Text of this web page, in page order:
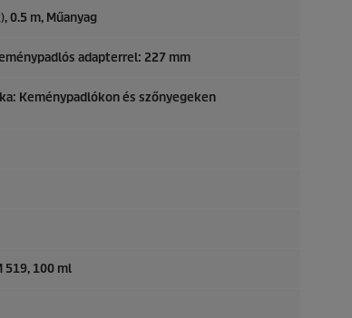
0.5 m, Műanyag
adapterrel: 227 mm
Keménypadlókon és szőnyegeken
100 ml